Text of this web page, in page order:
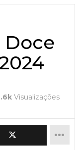
Visualizações